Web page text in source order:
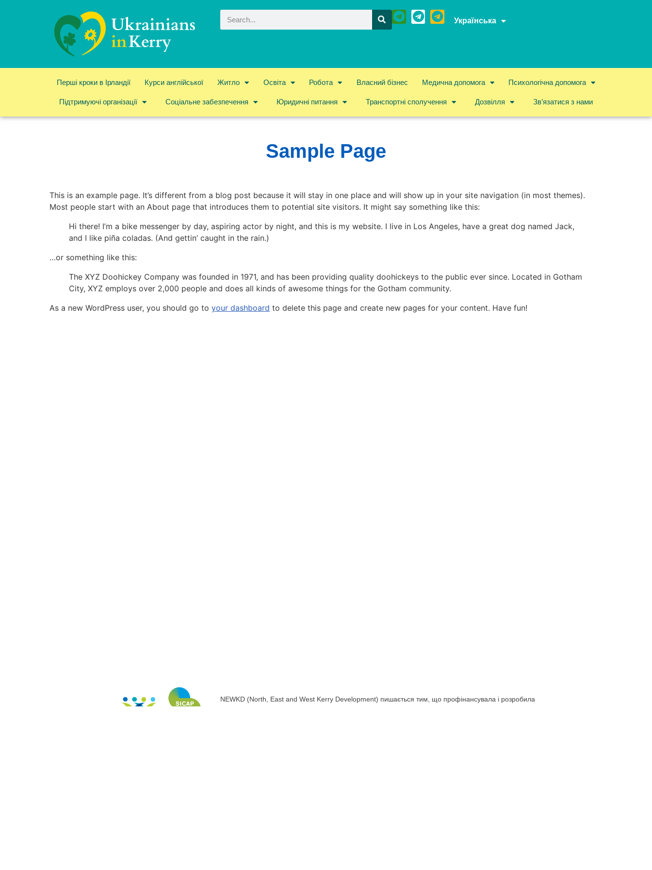
Українська
Перші кроки в Ірландії Курси англійської Житло Освіта Робота Власний бізнес Медична допомога Психологічна допомога
Підтримуючі організації Соціальне забезпечення Юридичні питання Транспортні сполучення Дозвілля Зв’язатися з нами
Sample Page
This is an example page. It’s different from a blog post because it will stay in one place and will show up in your site navigation (in most themes).
Most people start with an About page that introduces them to potential site visitors. It might say something like this:
Hi there! I’m a bike messenger by day, aspiring actor by night, and this is my website. I live in Los Angeles, have a great dog named Jack,
and I like piña coladas. (And gettin’ caught in the rain.)
…or something like this:
The XYZ Doohickey Company was founded in 1971, and has been providing quality doohickeys to the public ever since. Located in Gotham
City, XYZ employs over 2,000 people and does all kinds of awesome things for the Gotham community.
As a new WordPress user, you should go to your dashboard to delete this page and create new pages for your content. Have fun!
NEWKD (North, East and West Kerry Development) пишається тим, що профінансувала і розробила